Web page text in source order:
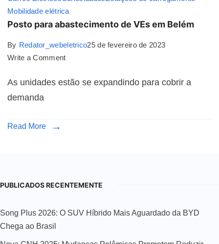
Mobilidade elétrica
Posto para abastecimento de VEs em Belém
By Redator_webeletrico25 de fevereiro de 2023
Write a Comment
As unidades estão se expandindo para cobrir a
demanda
Read More
PUBLICADOS RECENTEMENTE
Song Plus 2026: O SUV Híbrido Mais Aguardado da BYD
Chega ao Brasil